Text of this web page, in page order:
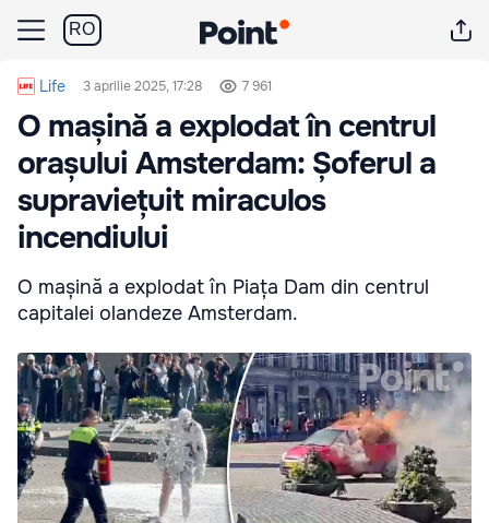
RO
Life 3 aprilie 2025, 17:28 7 961
O mașină a explodat în centrul
orașului Amsterdam: Șoferul a
supraviețuit miraculos
incendiului
O mașină a explodat în Piața Dam din centrul
capitalei olandeze Amsterdam.